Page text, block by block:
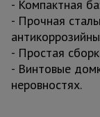
- Компактная
- Прочная
- Простая
- Винтовые
неровностях.